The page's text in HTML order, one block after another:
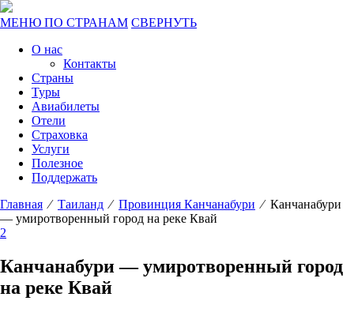
МЕНЮ ПО СТРАНАМ СВЕРНУТЬ
О нас
Контакты
Страны
Туры
Авиабилеты
Отели
Страховка
Услуги
Полезное
Поддержать
Главная ⁄ Таиланд ⁄ Провинция Канчанабури ⁄ Канчанабури
— умиротворенный город на реке Квай
2
Канчанабури — умиротворенный город
на реке Квай